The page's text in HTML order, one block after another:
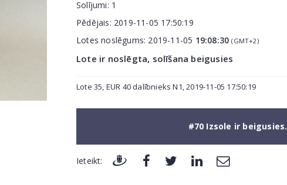
Solījumi: 1
Pēdējais: 2019-11-05 17:50:19
Lotes noslēgums: 2019-11-05 19:08:30 (GMT+2)
Lote ir noslēgta, solīšana beigusies
Lote 35, EUR 40 dalībnieks N1, 2019-11-05 17:50:19
#70 Izsole ir beigusies.
Ieteikt: